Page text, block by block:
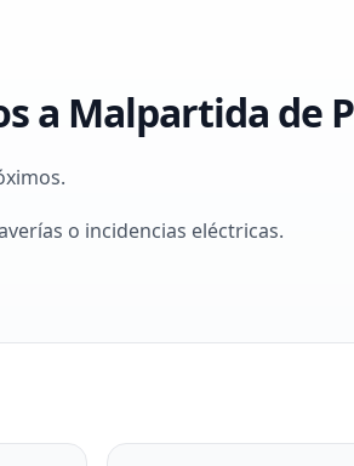
a Malpartida de
o incidencias eléctricas.